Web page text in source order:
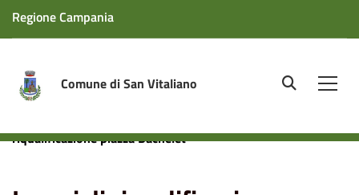
Regione Campania
Comune di San Vitaliano site.searc
riqualificazione piazza Bachelet